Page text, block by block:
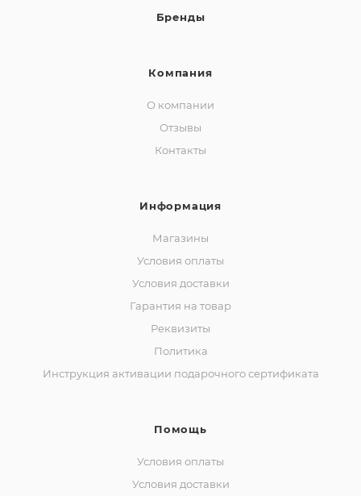
Бренды
Компания
О компании
Отзывы
Контакты
Информация
Магазины
Условия оплаты
Условия доставки
Гарантия на товар
Реквизиты
Политика
Инструкция активации подарочного сертификата
Помощь
Условия оплаты
Условия доставки